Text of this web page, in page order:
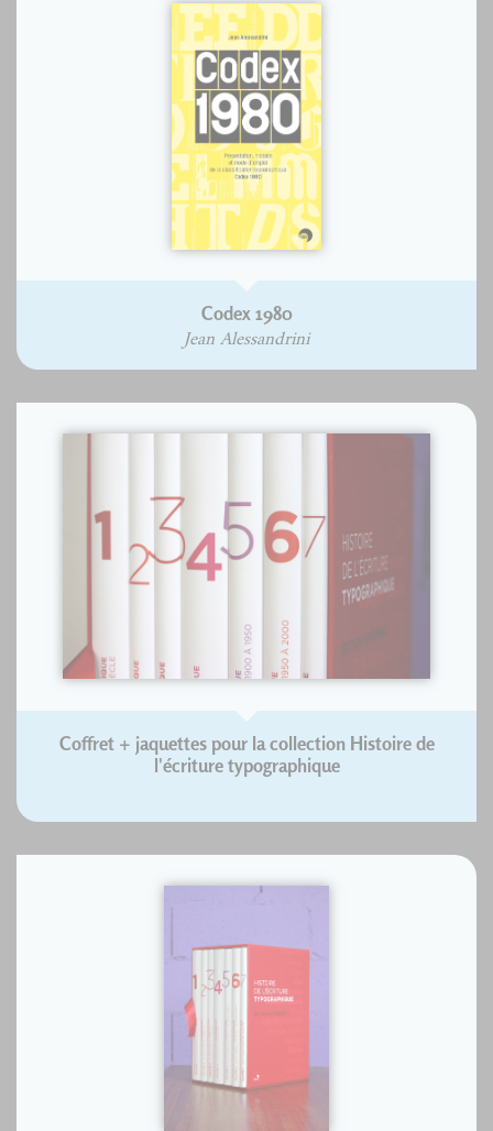
Codex 1980
Jean Alessandrini
Coffret + jaquettes pour la collection Histoire de
l'écriture typographique